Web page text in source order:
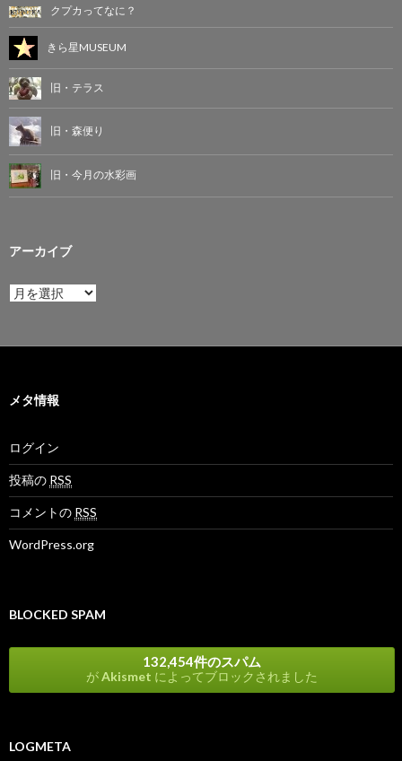
クプカってなに？
きら星MUSEUM
旧・テラス
旧・森便り
旧・今月の水彩画
アーカイブ
ア
メタ情報
ログイン
投稿の RSS
コメントの RSS
WordPress.org
BLOCKED SPAM
132,454件のスパム
がAkismet によってブロックされました
LOGMETA